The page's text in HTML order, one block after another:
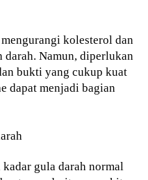
kolesterol dan
Namun, diperlukan
bukti yang cukup kuat
dapat menjadi bagian
kadar gula darah normal